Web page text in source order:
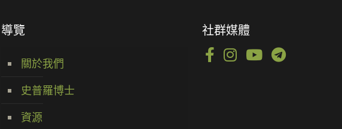
導覽
關於我們
史普羅博士
資源
社群媒體